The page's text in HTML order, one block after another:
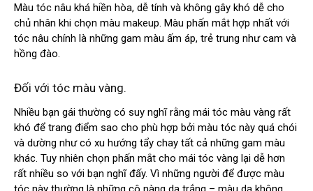
Màu tóc nâu khá hiền hòa, dễ tính và không gây khó dễ cho
chủ nhân khi chọn màu makeup. Màu phấn mắt hợp nhất với
tóc nâu chính là những gam màu ấm áp, trẻ trung như cam và
hồng đào.
Đối với tóc màu vàng.
Nhiều bạn gái thường có suy nghĩ rằng mái tóc màu vàng rất
khó để trang điểm sao cho phù hợp bởi màu tóc này quá chói
và dường như có xu hướng tẩy chay tất cả những gam màu
khác. Tuy nhiên chọn phấn mắt cho mái tóc vàng lại dễ hơn
rất nhiều so với bạn nghĩ đấy. Vì những người để được màu